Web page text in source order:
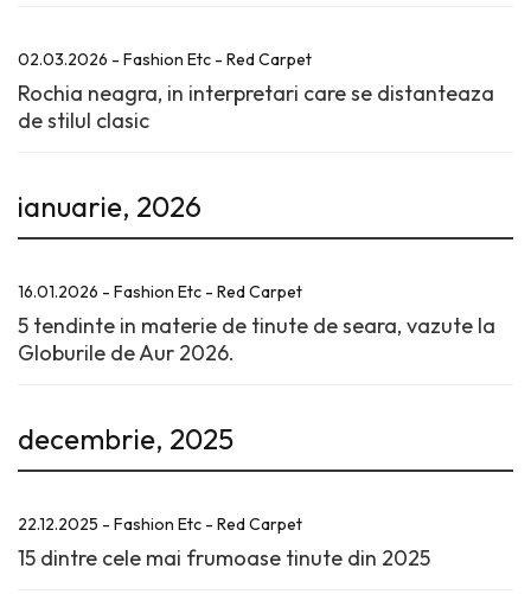
02.03.2026 - Fashion Etc - Red Carpet
Rochia neagra, in interpretari care se distanteaza
de stilul clasic
ianuarie, 2026
16.01.2026 - Fashion Etc - Red Carpet
5 tendinte in materie de tinute de seara, vazute la
Globurile de Aur 2026.
decembrie, 2025
22.12.2025 - Fashion Etc - Red Carpet
15 dintre cele mai frumoase tinute din 2025